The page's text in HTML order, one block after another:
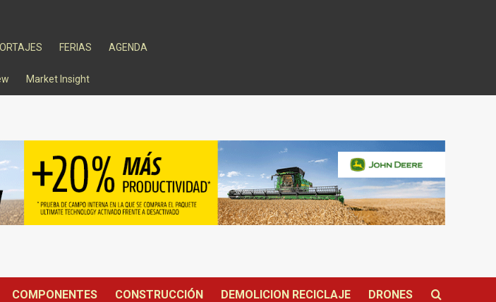
FERIAS AGENDA
Market Insight
COMPONENTES CONSTRUCCIÓN DEMOLICION RECICLAJE DRONES